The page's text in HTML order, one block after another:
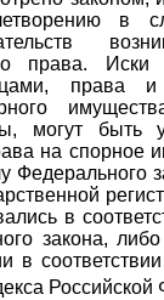
в
права.
права
могут быть
на спорное
Федерального
в
закона,
в